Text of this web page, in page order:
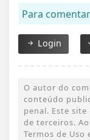
Para
Login
O autor do
conteúdo
penal. Este
de terceiros.
Termos de Uso